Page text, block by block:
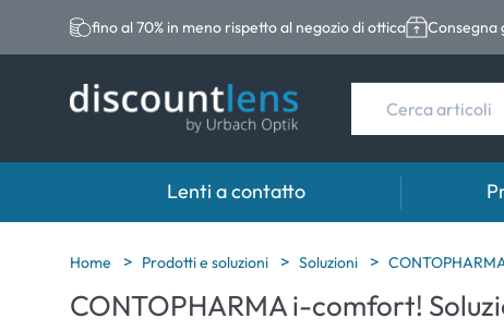
fino al 70% in meno rispetto al negozio di ottica
Lenti a contatto
Marche
Acuvue
Categoria
Lenti sferiche
Marche
Eversee
Home Prodotti e soluzioni Soluzioni
CONTOPHARMA i-comfort!